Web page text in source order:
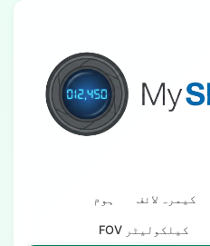
ہوم کیمرہ لائف
FOV کیلکولیٹر